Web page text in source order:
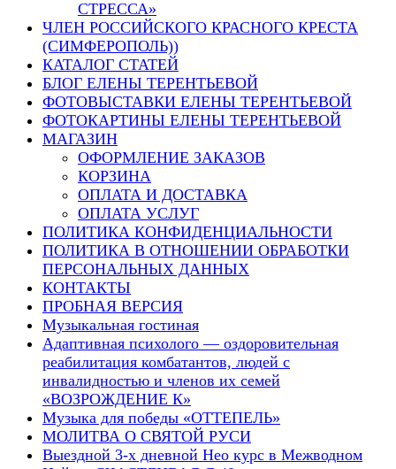
СТРЕССА»
ЧЛЕН РОССИЙСКОГО КРАСНОГО КРЕСТА
(СИМФЕРОПОЛЬ))
КАТАЛОГ СТАТЕЙ
БЛОГ ЕЛЕНЫ ТЕРЕНТЬЕВОЙ
ФОТОВЫСТАВКИ ЕЛЕНЫ ТЕРЕНТЬЕВОЙ
ФОТОКАРТИНЫ ЕЛЕНЫ ТЕРЕНТЬЕВОЙ
МАГАЗИН
ОФОРМЛЕНИЕ ЗАКАЗОВ
КОРЗИНА
ОПЛАТА И ДОСТАВКА
ОПЛАТА УСЛУГ
ПОЛИТИКА КОНФИДЕНЦИАЛЬНОСТИ
ПОЛИТИКА В ОТНОШЕНИИ ОБРАБОТКИ
ПЕРСОНАЛЬНЫХ ДАННЫХ
КОНТАКТЫ
ПРОБНАЯ ВЕРСИЯ
Музыкальная гостиная
Адаптивная психолого — оздоровительная
реабилитация комбатантов, людей с
инвалидностью и членов их семей
«ВОЗРОЖДЕНИЕ К»
Музыка для победы «ОТТЕПЕЛЬ»
МОЛИТВА О СВЯТОЙ РУСИ
Выездной 3-х дневной Нео курс в Межводном